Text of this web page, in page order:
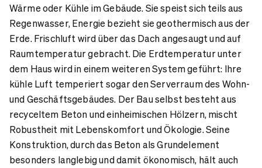
Wärme oder Kühle im Gebäude. Sie speist sich teils aus
Regenwasser, Energie bezieht sie geothermisch aus der
Erde. Frischluft wird über das Dach angesaugt und auf
Raumtemperatur gebracht. Die Erdtemperatur unter
dem Haus wird in einem weiteren System geführt: Ihre
kühle Luft temperiert sogar den Serverraum des Wohn-
und Geschäftsgebäudes. Der Bau selbst besteht aus
recyceltem Beton und einheimischen Hölzern, mischt
Robustheit mit Lebenskomfort und Ökologie. Seine
Konstruktion, durch das Beton als Grundelement
besonders langlebig und damit ökonomisch, hält auch